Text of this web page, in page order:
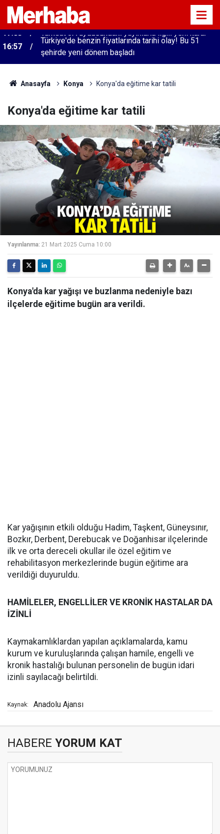
16:57
Türkiye'de benzin fiyatlarında tarihi olay! Bu 51
şehirde yeni dönem başladı
Anasayfa Konya Konya'da eğitime kar tatili
Konya'da eğitime kar tatili
Yayınlanma: 21 Mart 2025 Cuma 10:00
Konya'da kar yağışı ve buzlanma nedeniyle bazı
ilçelerde eğitime bugün ara verildi.
Kar yağışının etkili olduğu Hadim, Taşkent, Güneysınır,
Bozkır, Derbent, Derebucak ve Doğanhisar ilçelerinde
ilk ve orta dereceli okullar ile özel eğitim ve
rehabilitasyon merkezlerinde bugün eğitime ara
verildiği duyuruldu.
HAMİLELER, ENGELLİLER VE KRONİK HASTALAR DA
İZİNLİ
Kaymakamlıklardan yapılan açıklamalarda, kamu
kurum ve kuruluşlarında çalışan hamile, engelli ve
kronik hastalığı bulunan personelin de bugün idari
izinli sayılacağı belirtildi.
Kaynak: Anadolu Ajansı
HABERE YORUM KAT